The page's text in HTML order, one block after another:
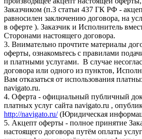
Заказчиком (п.3 статьи 437 ГК РФ -
равносилен заключению договора, на
в оферте ). Заказчик и Исполнитель
Сторонами настоящего договора.
3. Внимательно прочтите материалы
оферты, ознакомьтесь с правилами
и платными услугами. В случае
договора или одного из пунктов,
Вам отказаться от использования
navigato.ru.
4. Оферта - официальный публичный
платных услуг сайта navigato.ru ,
http://navigato.ru/(Юридическая
5. Акцепт оферты - полное принятие
настоящего договора путём оплаты